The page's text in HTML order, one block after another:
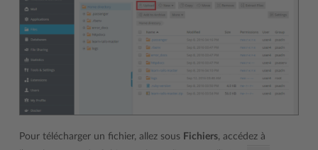
Pour télécharger un fichier, allez sous Fichiers, accédez à